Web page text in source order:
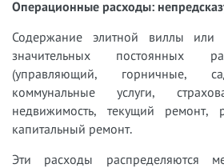
Операционные расходы:
Содержание элитной виллы или
значительных постоянных
(управляющий, горничные,
коммунальные услуги,
недвижимость, текущий
капитальный ремонт.
Эти расходы распределяются